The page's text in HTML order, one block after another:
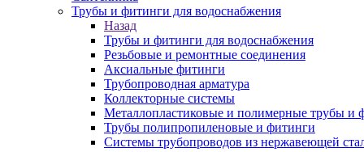
Трубы и фитинги для водоснабжения
Назад
Трубы и фитинги для водоснабжения
Резьбовые и ремонтные соединения
Аксиальные фитинги
Трубопроводная арматура
Коллекторные системы
Металлопластиковые и полимерные трубы и
Трубы полипропиленовые и фитинги
Системы трубопроводов из нержавеющей